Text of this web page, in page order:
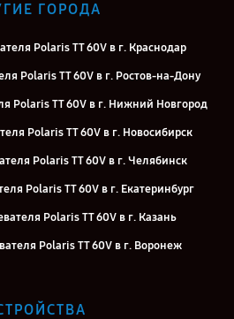
ГОРОДА
Polaris TT 60V в г. Краснодар
Polaris TT 60V в г. Ростов-на-Дону
Polaris TT 60V в г. Нижний Новгород
Polaris TT 60V в г. Новосибирск
Polaris TT 60V в г. Челябинск
Polaris TT 60V в г. Екатеринбург
Polaris TT 60V в г. Казань
Polaris TT 60V в г. Воронеж
Polaris TT 60V в г. Самара